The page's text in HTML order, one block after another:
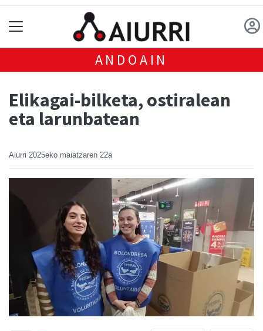
ANDOAIN
Elikagai-bilketa, ostiralean
eta larunbatean
Aiurri 2025eko maiatzaren 22a